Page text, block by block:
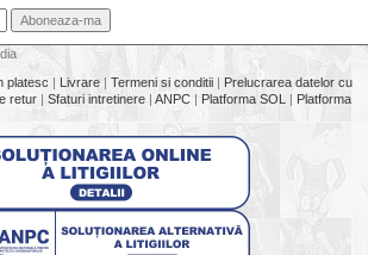
platesc | Livrare | Termeni si conditii | Prelucrarea datelor cu
retur | Sfaturi intretinere | ANPC | Platforma SOL | Platforma